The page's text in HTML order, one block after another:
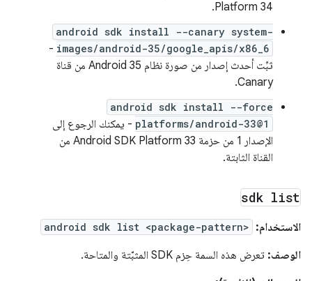
Platform 34.
android sdk install --canary system-
images/android-35/google_apis/x86_6
-
ثبِّت أحدث إصدار من صورة نظام Android 35 من قناة
Canary.
android sdk install --force
platforms/android-33@1 - يمكنك الرجوع إلى
الإصدار 1 من حزمة Android SDK Platform 33 من
القناة الثابتة.
sdk list
الاستخدام: android sdk list <package-pattern>
الوصف: تعرض هذه السمة حِزم SDK المثبَّتة والمتاحة.